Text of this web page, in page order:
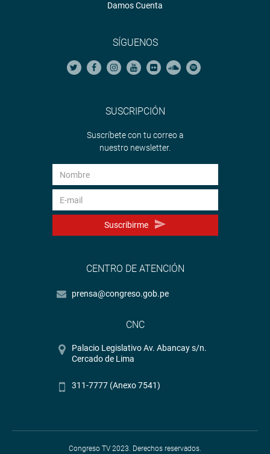
Damos Cuenta
SÍGUENOS
SUSCRIPCIÓN
Suscríbete con tu correo a
nuestro newsletter.
Suscribirme
CENTRO DE ATENCIÓN
prensa@congreso.gob.pe
CNC
Palacio Legislativo Av. Abancay s/n.
Cercado de Lima
311-7777 (Anexo 7541)
Congreso TV 2023. Derechos reservados.